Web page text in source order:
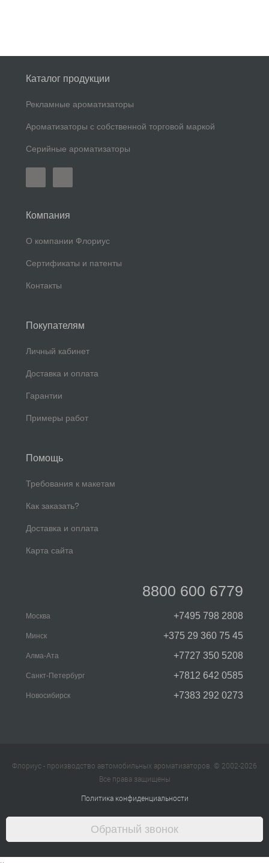
Каталог продукции
Рекламные ароматизаторы
Ароматизаторы с собственной торговой маркой
Серийные ароматизаторы
Компания
О компании Флориус
Сертификаты и патенты
Контакты
Покупателям
Личный кабинет
Доставка и оплата
Гарантии
Примеры работ
Помощь
Требования к макетам
Как заказать?
Доставка и оплата
Карта сайта
8800 600 6779
Москва +7495 798 2808
Минск +375 29 360 75 45
Алма-Ата +7727 350 5208
Санкт-Петербург +7812 642 0585
Новосибирск +7383 292 0273
Флориус - производство автомобильных ароматизаторов. © 2002-2026
Все права защищены
Политика конфиденциальности
Обратный звонок